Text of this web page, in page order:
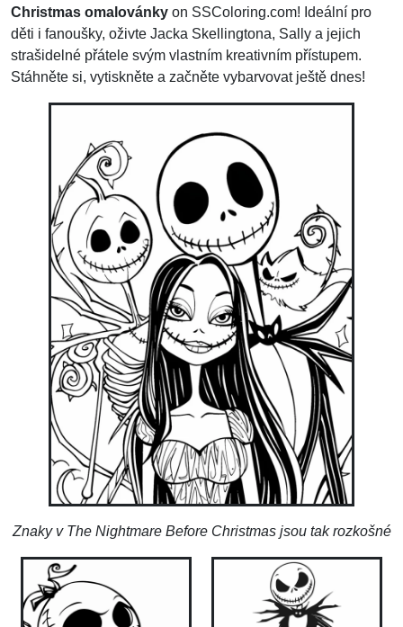
Christmas omalovánky on SSColoring.com! Ideální pro
děti i fanoušky, oživte Jacka Skellingtona, Sally a jejich
strašidelné přátele svým vlastním kreativním přístupem.
Stáhněte si, vytiskněte a začněte vybarvovat ještě dnes!
Znaky v The Nightmare Before Christmas jsou tak rozkošné